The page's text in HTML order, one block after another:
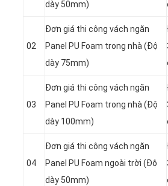
dày 50mm)
02
Đơn giá thi công vách ngăn
Panel PU Foam trong nhà (Độ
dày 75mm)
03
Đơn giá thi công vách ngăn
Panel PU Foam trong nhà (Độ
dày 100mm)
04
Đơn giá thi công vách ngăn
Panel PU Foam ngoài trời (Độ
dày 50mm)